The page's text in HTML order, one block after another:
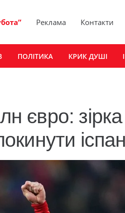
Реклама Контакти
ПОЛІТИКА КРИК ДУШІ
євро: зірка